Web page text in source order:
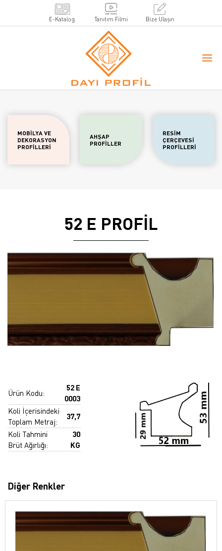
E-Katalog Tanıtım Filmi Bize Ulaşın
MOBİLYA VE
DEKORASYON
PROFİLLERİ
AHŞAP
PROFİLLER
RESİM
ÇERÇEVESİ
PROFİLLERİ
52 E PROFİL
Ürün Kodu:
52 E
0003
Koli İçerisindeki
Toplam Metraj:
37,7
Koli Tahmini
Brüt Ağırlığı:
30
KG
Diğer Renkler